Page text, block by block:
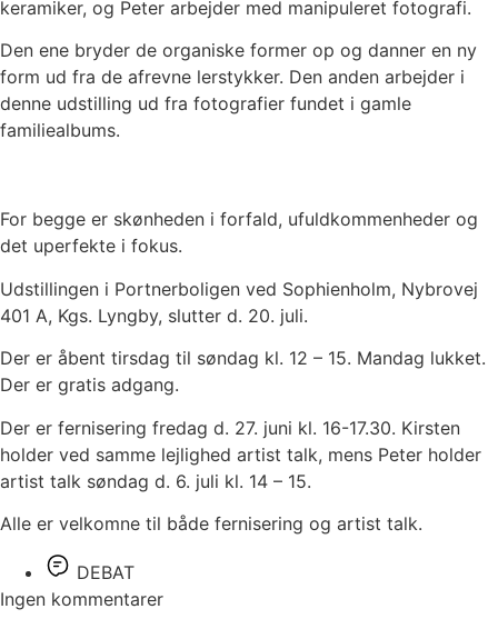
keramiker, og Peter arbejder med manipuleret fotografi.
Den ene bryder de organiske former op og danner en ny
form ud fra de afrevne lerstykker. Den anden arbejder i
denne udstilling ud fra fotografier fundet i gamle
familiealbums.
For begge er skønheden i forfald, ufuldkommenheder og
det uperfekte i fokus.
Udstillingen i Portnerboligen ved Sophienholm, Nybrovej
401 A, Kgs. Lyngby, slutter d. 20. juli.
Der er åbent tirsdag til søndag kl. 12 – 15. Mandag lukket.
Der er gratis adgang.
Der er fernisering fredag d. 27. juni kl. 16-17.30. Kirsten
holder ved samme lejlighed artist talk, mens Peter holder
artist talk søndag d. 6. juli kl. 14 – 15.
Alle er velkomne til både fernisering og artist talk.
DEBAT
Ingen kommentarer